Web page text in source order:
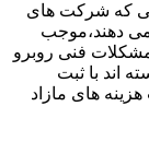
که شرکت های
می دهند،موجب
مشکلات فنی روبرو
اند با ثبت
های مازاد